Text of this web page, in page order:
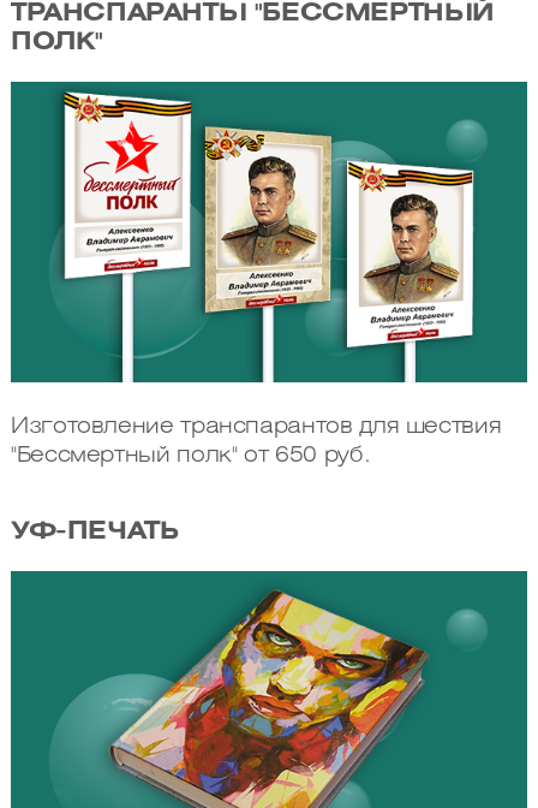
ТРАНСПАРАНТЫ "БЕССМЕРТНЫЙ
ПОЛК"
Изготовление транспарантов для шествия
"Бессмертный полк" от 650 руб.
УФ-ПЕЧАТЬ